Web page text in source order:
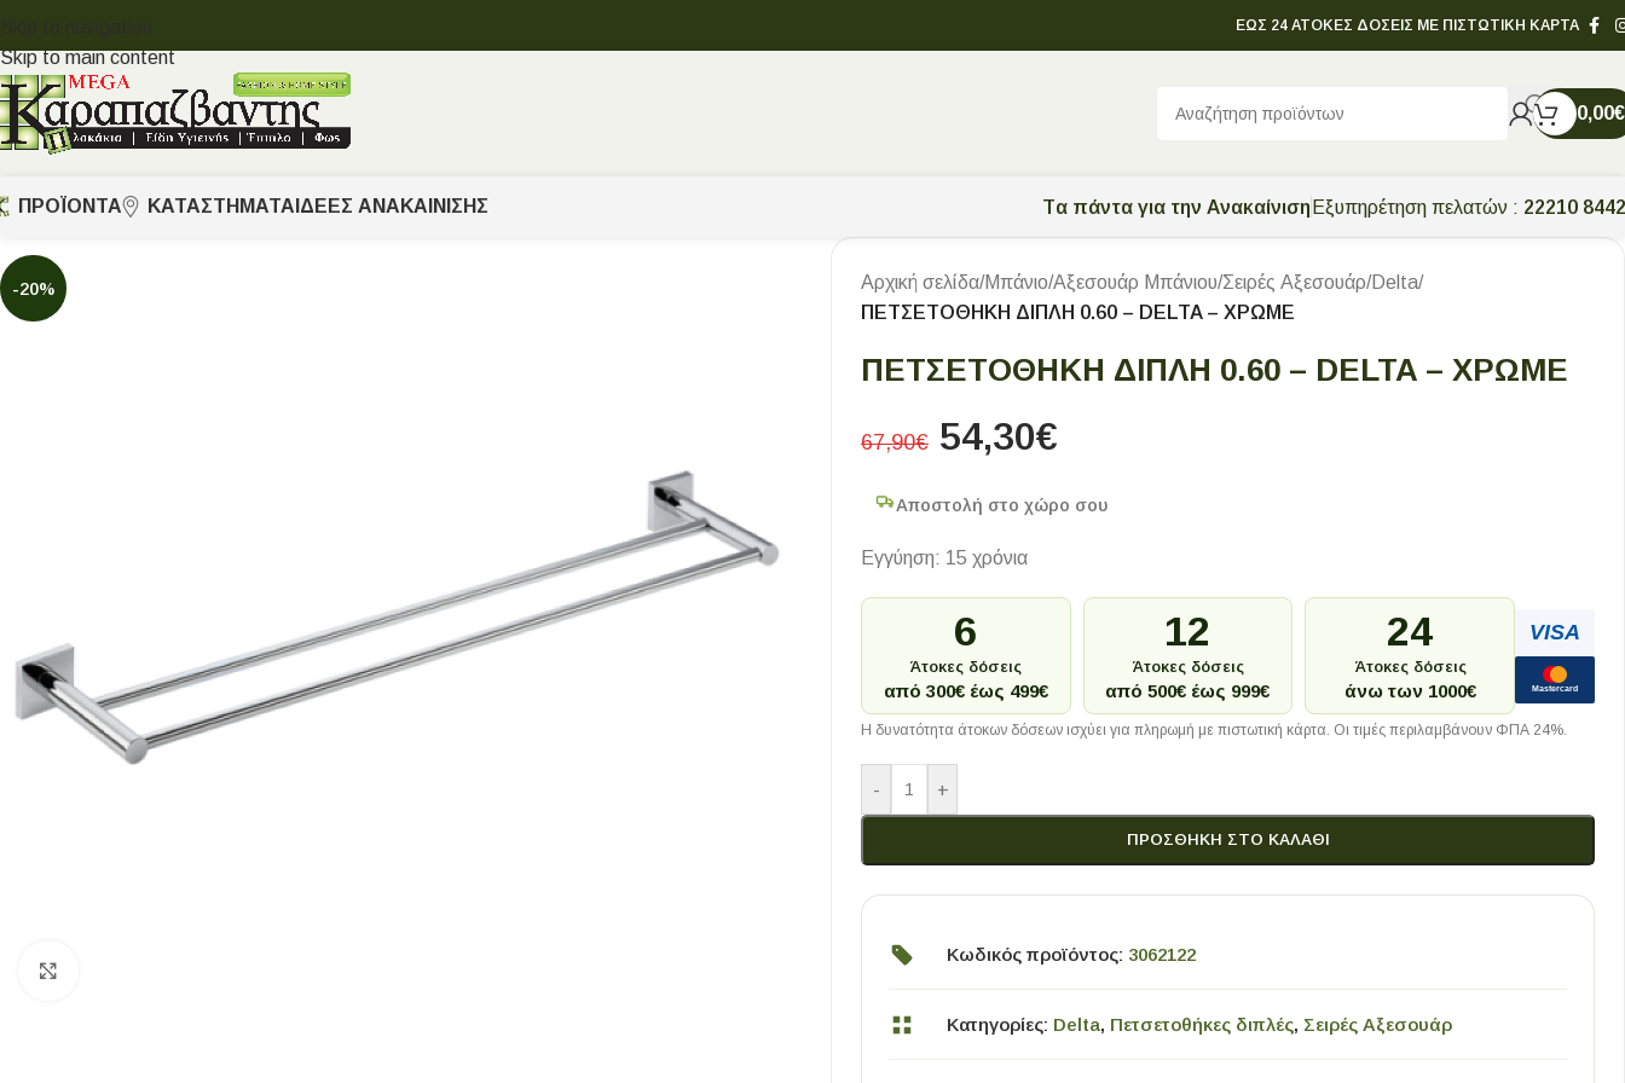
Skip to navigation
Skip to main content
ΕΩΣ 24 ΑΤΟΚΕΣ ΔΟΣΕΙΣ ΜΕ ΠΙΣΤΩΤΙΚΗ ΚΑΡΤΑ
0,00€
ΠΡΟΪΟΝΤΑ ΚΑΤΑΣΤΗΜΑΤΑ ΙΔΈΕΣ ΑΝΑΚΑΊΝΙΣΗΣ Tα πάντα για την Ανακαίνιση Εξυπηρέτηση πελατών : 22210
-20% Αρχική σελίδα/Μπάνιο/Αξεσουάρ Μπάνιου/Σειρές Αξεσουάρ/Delta/
ΠΕΤΣΕΤΟΘΗΚΗ ΔΙΠΛΗ 0.60 – DELTA – ΧΡΩΜΕ
ΠΕΤΣΕΤΟΘΗΚΗ ΔΙΠΛΗ 0.60 – DELTA – ΧΡΩΜΕ
67,90€ 54,30€
Αποστολή στο χώρο σου
Εγγύηση: 15 χρόνια
6
Άτοκες δόσεις
από 300€ έως 499€
12
Άτοκες δόσεις
από 500€ έως 999€
24
Άτοκες δόσεις
άνω των 1000€
VISA
Mastercard
Η δυνατότητα άτοκων δόσεων ισχύει για πληρωμή με πιστωτική κάρτα. Οι τιμές περιλαμβάνουν ΦΠΑ 24%.
- +
ΠΡΟΣΘΉΚΗ ΣΤΟ ΚΑΛΆΘΙ
Κωδικός προϊόντος: 3062122
Κατηγορίες: Delta, Πετσετοθήκες διπλές, Σειρές Αξεσουάρ